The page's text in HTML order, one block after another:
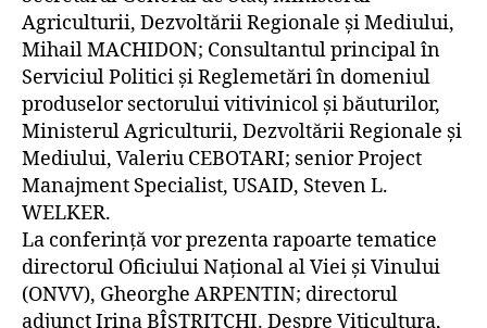
Agriculturii, Dezvoltării Regionale și Mediului,
Mihail MACHIDON; Consultantul principal în
Serviciul Politici și Reglemetări în domeniul
produselor sectorului vitivinicol și băuturilor,
Ministerul Agriculturii, Dezvoltării Regionale și
Mediului, Valeriu CEBOTARI; senior Project
Manajment Specialist, USAID, Steven L.
WELKER.
La conferință vor prezenta rapoarte tematice
directorul Oficiului Naţional al Viei și Vinului
(ONVV), Gheorghe ARPENTIN; directorul
adjunct Irina BÎSTRIȚCHI. Despre Viticultura,